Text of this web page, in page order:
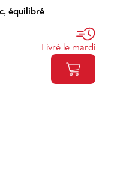
équilibré
Livré le mardi